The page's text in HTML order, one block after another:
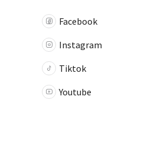
Facebook
Instagram
Tiktok
Youtube